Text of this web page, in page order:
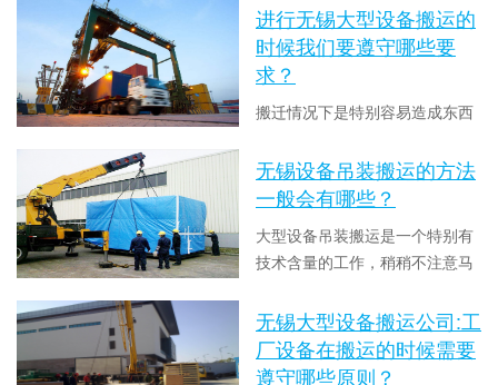
备搬运操作要求:1. 重型设备搬运
工人必须有职业道...
很重要。下面无锡设备搬运吊装
公司中东搬运就来和大家介绍下
设备搬运需要注意的五个要点是
什么？1. 确定设备的平稳放置:首
先，选择平整坚实的场地进行设
使设备稳固，防止倾斜和碰撞。
2. 确定起重...
数：9958
进行无锡大型设备搬运的
时候我们要遵守哪些要
求？
搬迁情况下是特别容易造成东西
贵重的要自己保管，与此同时有
一些大件的物品是非常要小心
有很多的事项是应该我们重视
的，这样就能够保障不容易损坏
司中东搬运就来和大家介绍下进
行无锡大型设备搬运的时候我们
要遵守哪些要求？无锡大型...
时间：2021-03-23 13:54:26 点击
数：8202
无锡设备吊装搬运的方法
一般会有哪些？
大型设备吊装搬运是一个特别有
技术含量的工作，稍稍不注意马
伤等。在一整个过程中，有的方
法是能够应用，但又不提倡的，
这就需要根据物品的状况，选择
数：8127
无锡大型设备搬运公司:工
厂设备在搬运的时候需要
遵守哪些原则？